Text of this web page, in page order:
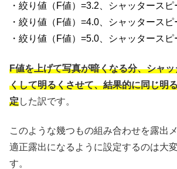
・絞り値（F値）=3.2、シャッタース
・絞り値（F値）=4.0、シャッタース
・絞り値（F値）=5.0、シャッタース
F値を上げて写真が暗くなる分、シャ
くして明るくさせて、結果的に同じ明
定した訳です。
このような幾つもの組み合わせを露出
適正露出になるように設定するのは大
す。